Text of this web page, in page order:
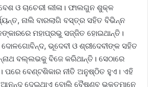
ଓ ଚାଚେରୀ ଲୀଳା। ଫାଲଗୁନ ଶୁକ୍ଳ
ନାଲି ବାରଲାଗି ବସ୍ତ୍ର ସହିତ ବିଭିନ୍ନ
ମହାପ୍ରଭୁ ସଜ୍ଜିତ ହୋଇଥାନ୍ତି।
ଭୂଦେବୀ ଓ ଶ୍ରୀଦେବୀଙ୍କ ସହିତ
ବଲ୍ଲଭକୁ ବିଜେ କରିଥାନ୍ତି। ସେଠାରେ
ପରେ ବେଣ୍ଟଶିକାର ନୀତି ଅନୁଷ୍ଠିତ ହୁଏ। ଏହି
ଦେଇଥାଏ ବୋଲି ବୈଷ୍ଣବ ଭକ୍ତମାନେ